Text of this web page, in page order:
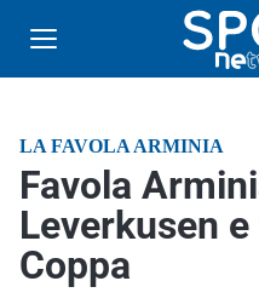
LA FAVOLA ARMINIA
Favola
Leverkusen
Coppa